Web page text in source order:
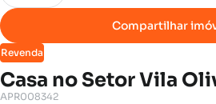
Revenda
Casa no Setor Vila
Compartilhar
APR008342